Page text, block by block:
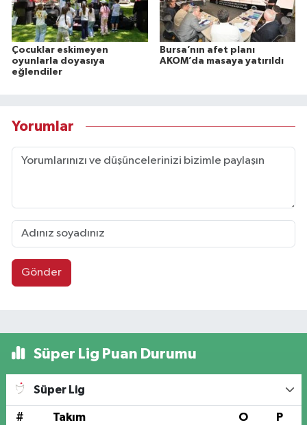
Çocuklar eskimeyen
oyunlarla doyasıya
eğlendiler
Bursa’nın afet planı
AKOM’da masaya yatırıldı
Yorumlar
Gönder
Süper Lig Puan Durumu
Süper Lig
# Takım O P